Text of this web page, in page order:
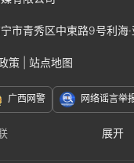
市青秀区中柬路9号利海
策 站点地图
广西网警 网络谣言举
展开